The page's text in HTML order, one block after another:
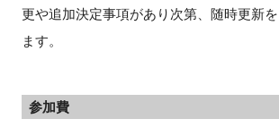
更や追加決定事項があり次第、随時更新
ます。
参加費